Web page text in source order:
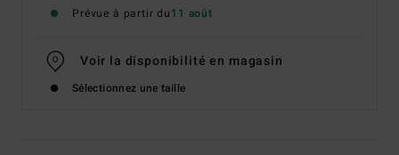
Prévue à partir du11 août
Voir la disponibilité en magasin
Sélectionnez une taille